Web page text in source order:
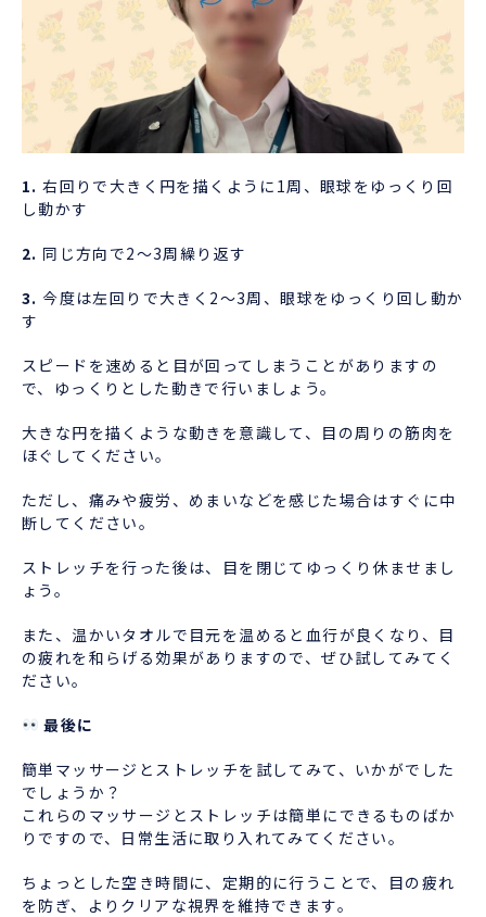
1.右回りで大きく円を描くように1周、眼球をゆっくり回
し動かす
2. 同じ方向で2～3周繰り返す
3.今度は左回りで大きく2～3周、眼球をゆっくり回し動か
す
スピードを速めると目が回ってしまうことがありますの
で、ゆっくりとした動きで行いましょう。
大きな円を描くような動きを意識して、目の周りの筋肉を
ほぐしてください。
ただし、痛みや疲労、めまいなどを感じた場合はすぐに中
断してください。
ストレッチを行った後は、目を閉じてゆっくり休ませまし
ょう。
また、温かいタオルで目元を温めると血行が良くなり、目
の疲れを和らげる効果がありますので、ぜひ試してみてく
ださい。
最後に
簡単マッサージとストレッチを試してみて、いかがでした
でしょうか？
これらのマッサージとストレッチは簡単にできるものばか
りですので、日常生活に取り入れてみてください。
ちょっとした空き時間に、定期的に行うことで、目の疲れ
を防ぎ、よりクリアな視界を維持できます。